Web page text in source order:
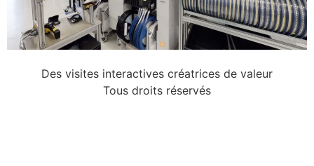
Des visites interactives créatrices de valeur
Tous droits réservés